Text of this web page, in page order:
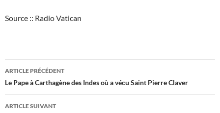
Source :: Radio Vatican
Navigation
des
articles
ARTICLE PRÉCÉDENT
Le Pape à Carthagène des Indes où a vécu Saint Pierre Claver
ARTICLE SUIVANT